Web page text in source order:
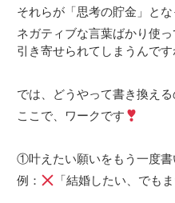
それらが「思考の貯金」と
ネガティブな言葉ばかり使
引き寄せられてしまうんです
では、どうやって書き換える
ここで、ワークです
①叶えたい願いをもう一度書
例：
「結婚したい、でも